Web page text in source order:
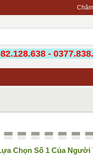
-
Chọn Số 1 Của